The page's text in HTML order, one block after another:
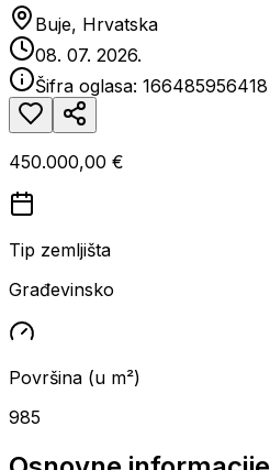
Buje, Hrvatska
08. 07. 2026.
Šifra oglasa: 166485956418
450.000,00 €
Tip zemljišta
Građevinsko
Površina (u m²)
985